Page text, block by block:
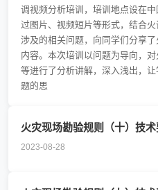
调视频分析培训，培训地点设在
过图片、视频短片等形式，结合
涉及的相关问题，向同学们分享
内容。本次培训以问题为导向，
等进行了分析讲解，深入浅出，
题的思
火灾现场勘验规则（十）技
2023-08-28